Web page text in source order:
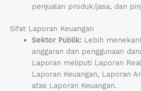
penjualan produk/jasa, dan
Sifat Laporan Keuangan
Sektor Publik:Lebih
anggaran dan penggunaan
Laporan meliputi Laporan
Laporan Keuangan, Laporan
atas Laporan Keuangan.